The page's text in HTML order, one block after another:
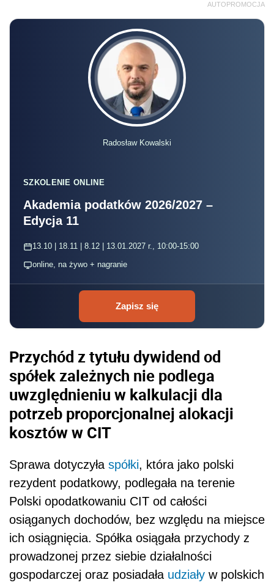
AUTOPROMOCJA
Radosław Kowalski
SZKOLENIE ONLINE
Akademia podatków 2026/2027 –
Edycja 11
13.10 | 18.11 | 8.12 | 13.01.2027 r., 10:00-15:00
online, na żywo + nagranie
Zapisz się
Przychód z tytułu dywidend od
spółek zależnych nie podlega
uwzględnieniu w kalkulacji dla
potrzeb proporcjonalnej alokacji
kosztów w CIT
Sprawa dotyczyła spółki, która jako polski
rezydent podatkowy, podlegała na terenie
Polski opodatkowaniu CIT od całości
osiąganych dochodów, bez względu na miejsce
ich osiągnięcia. Spółka osiągała przychody z
prowadzonej przez siebie działalności
gospodarczej oraz posiadała udziały w polskich